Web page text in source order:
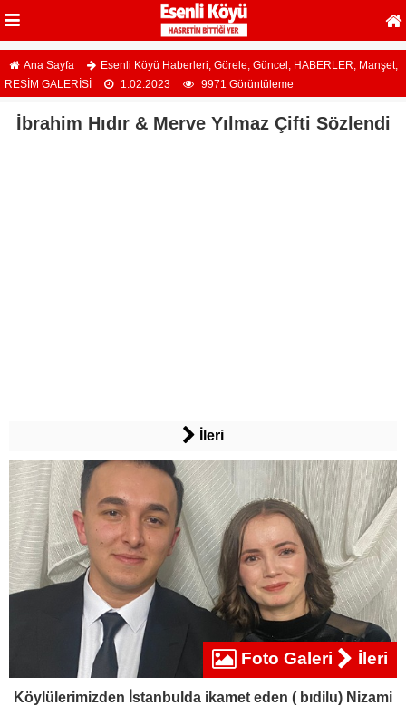
Ana Sayfa Esenli Köyü Haberleri, Görele, Güncel , HABERLER, Manşet,
RESİM GALERİSİ
1.02.2023 9971 Görüntüleme
İbrahim Hıdır & Merve Yılmaz Çifti Sözlendi
İleri
Foto Galeri İleri
Köylülerimizden İstanbulda ikamet eden ( bıdilu) Nizami